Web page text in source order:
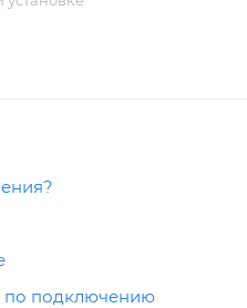
по подключению